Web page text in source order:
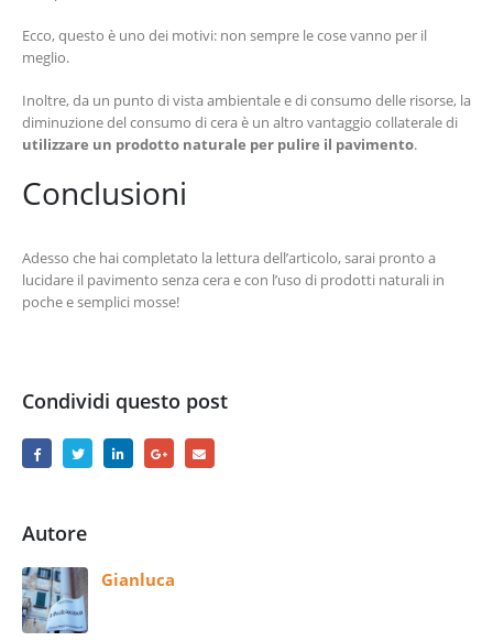
Ecco, questo è uno dei motivi: non sempre le cose vanno per il
meglio.
Inoltre, da un punto di vista ambientale e di consumo delle risorse, la
diminuzione del consumo di cera è un altro vantaggio collaterale di
utilizzare un prodotto naturale per pulire il pavimento.
Conclusioni
Adesso che hai completato la lettura dell’articolo, sarai pronto a
lucidare il pavimento senza cera e con l’uso di prodotti naturali in
poche e semplici mosse!
Condividi questo post
Autore
Gianluca